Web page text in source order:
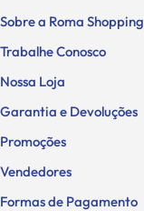
Sobre a Roma Shopping
Trabalhe Conosco
Nossa Loja
Garantia e Devoluções
Promoções
Vendedores
Formas de Pagamento